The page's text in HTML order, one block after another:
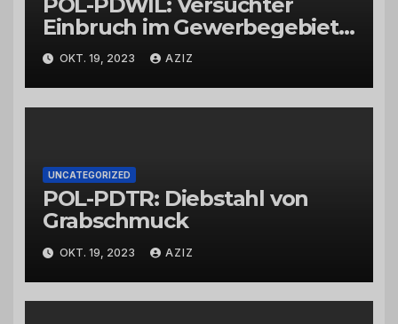
Einbruch im Gewerbegebiet
Wittlich
OKT. 19, 2023 AZIZ
UNCATEGORIZED
POL-PDTR: Diebstahl von
Grabschmuck
OKT. 19, 2023 AZIZ